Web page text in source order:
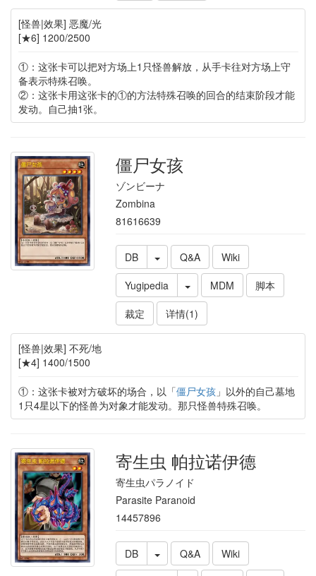
[怪兽|效果] 恶魔/光
[★6] 1200/2500
①：这张卡可以把对方场上1只怪兽解放，从手卡往对方场上守
备表示特殊召唤。
②：这张卡用这张卡的①的方法特殊召唤的回合的结束阶段才能
发动。自己抽1张。
僵尸女孩
ゾンビーナ
Zombina
81616639
DB Q&A
Wiki
Yugipedia
MDM
脚本
裁定
详情(1)
[怪兽|效果] 不死/地
[★4] 1400/1500
①：这张卡被对方破坏的场合，以「僵尸女孩」以外的自己墓地
1只4星以下的怪兽为对象才能发动。那只怪兽特殊召唤。
寄生虫 帕拉诺伊德
寄生虫パラノイド
Parasite Paranoid
14457896
DB Q&A
Wiki